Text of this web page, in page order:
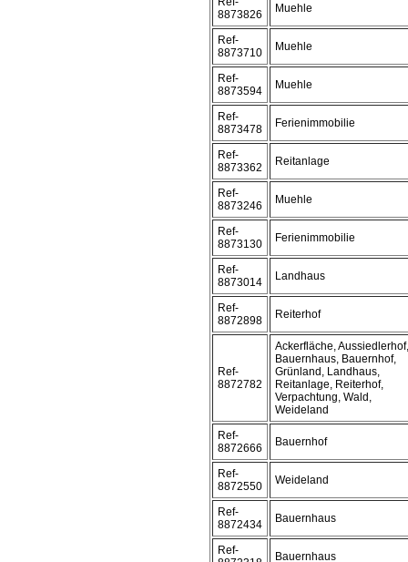
8873826
Muehle
Ref-
8873710
Muehle
Ref-
8873594
Muehle
Ref-
8873478
Ferienimmobilie
Ref-
8873362
Reitanlage
Ref-
8873246
Muehle
Ref-
8873130
Ferienimmobilie
Ref-
8873014
Landhaus
Ref-
8872898
Reiterhof
Ref-
8872782
Ackerfläche, Aussiedlerhof,
Bauernhaus, Bauernhof,
Grünland, Landhaus,
Reitanlage, Reiterhof,
Verpachtung, Wald,
Weideland
Ref-
8872666
Bauernhof
Ref-
8872550
Weideland
Ref-
8872434
Bauernhaus
Ref-
Bauernhaus